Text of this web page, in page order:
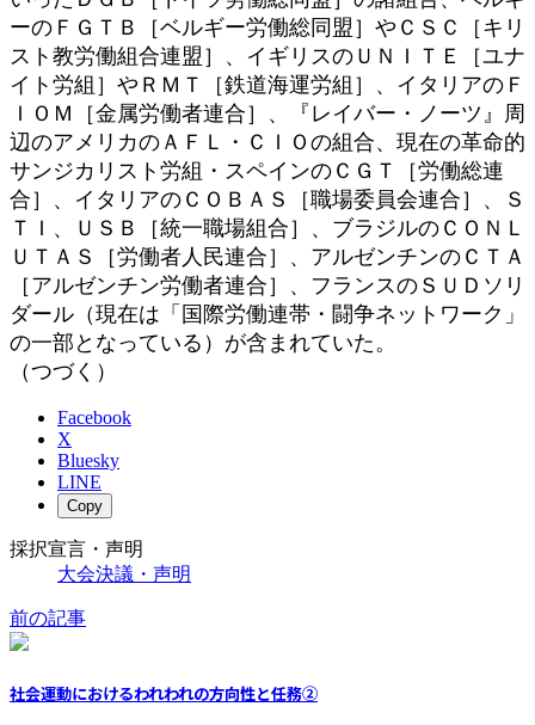
ーのＦＧＴＢ［ベルギー労働総同盟］やＣＳＣ［キリ
スト教労働組合連盟］、イギリスのＵＮＩＴＥ［ユナ
イト労組］やＲＭＴ［鉄道海運労組］、イタリアのＦ
ＩＯＭ［金属労働者連合］、『レイバー・ノーツ』周
辺のアメリカのＡＦＬ・ＣＩＯの組合、現在の革命的
サンジカリスト労組・スペインのＣＧＴ［労働総連
合］、イタリアのＣＯＢＡＳ［職場委員会連合］、Ｓ
ＴＩ、ＵＳＢ［統一職場組合］、ブラジルのＣＯＮＬ
ＵＴＡＳ［労働者人民連合］、アルゼンチンのＣＴＡ
［アルゼンチン労働者連合］、フランスのＳＵＤソリ
ダール（現在は「国際労働連帯・闘争ネットワーク」
の一部となっている）が含まれていた。
（つづく）
Facebook
X
Bluesky
LINE
Copy
採択宣言・声明
大会決議・声明
前の記事
社会運動におけるわれわれの方向性と任務②